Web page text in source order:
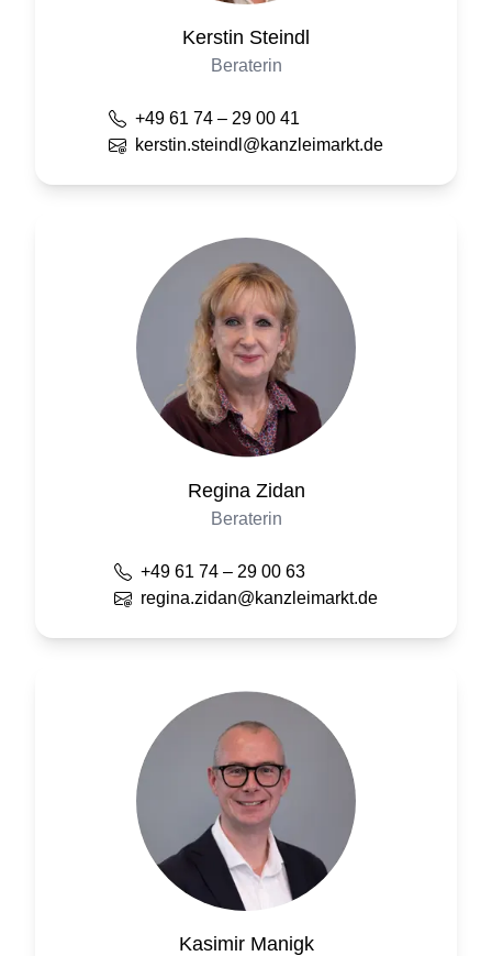
Kerstin Steindl
Beraterin
+49 61 74 – 29 00 41
kerstin.steindl@kanzleimarkt.de
Regina Zidan
Beraterin
+49 61 74 – 29 00 63
regina.zidan@kanzleimarkt.de
Kasimir Manigk